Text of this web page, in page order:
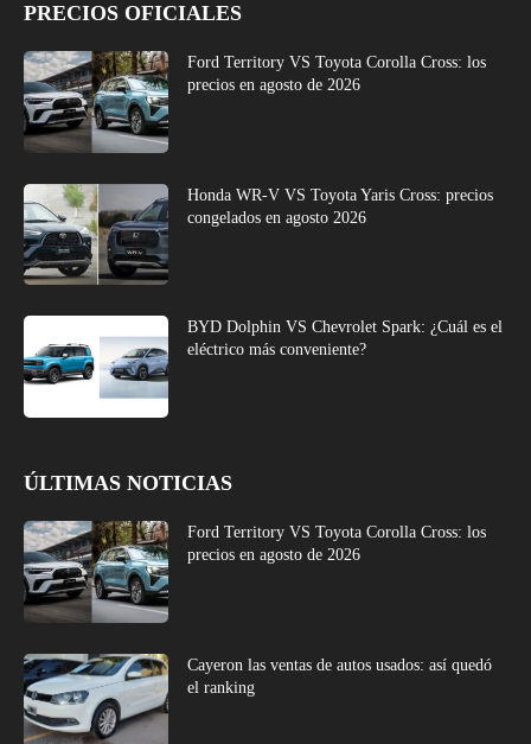
PRECIOS OFICIALES
Ford Territory VS Toyota Corolla Cross: los
precios en agosto de 2026
Honda WR-V VS Toyota Yaris Cross: precios
congelados en agosto 2026
BYD Dolphin VS Chevrolet Spark: ¿Cuál es el
eléctrico más conveniente?
ÚLTIMAS NOTICIAS
Ford Territory VS Toyota Corolla Cross: los
precios en agosto de 2026
Cayeron las ventas de autos usados: así quedó
el ranking